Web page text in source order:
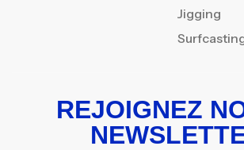
Jigging
REJOIGNEZ